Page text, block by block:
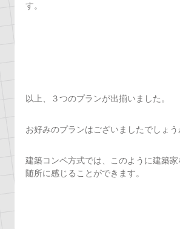
す。
以上、３つのプランが出揃いました。
お好みのプランはございましたでしょう
建築コンペ方式では、このように建築
随所に感じることができます。